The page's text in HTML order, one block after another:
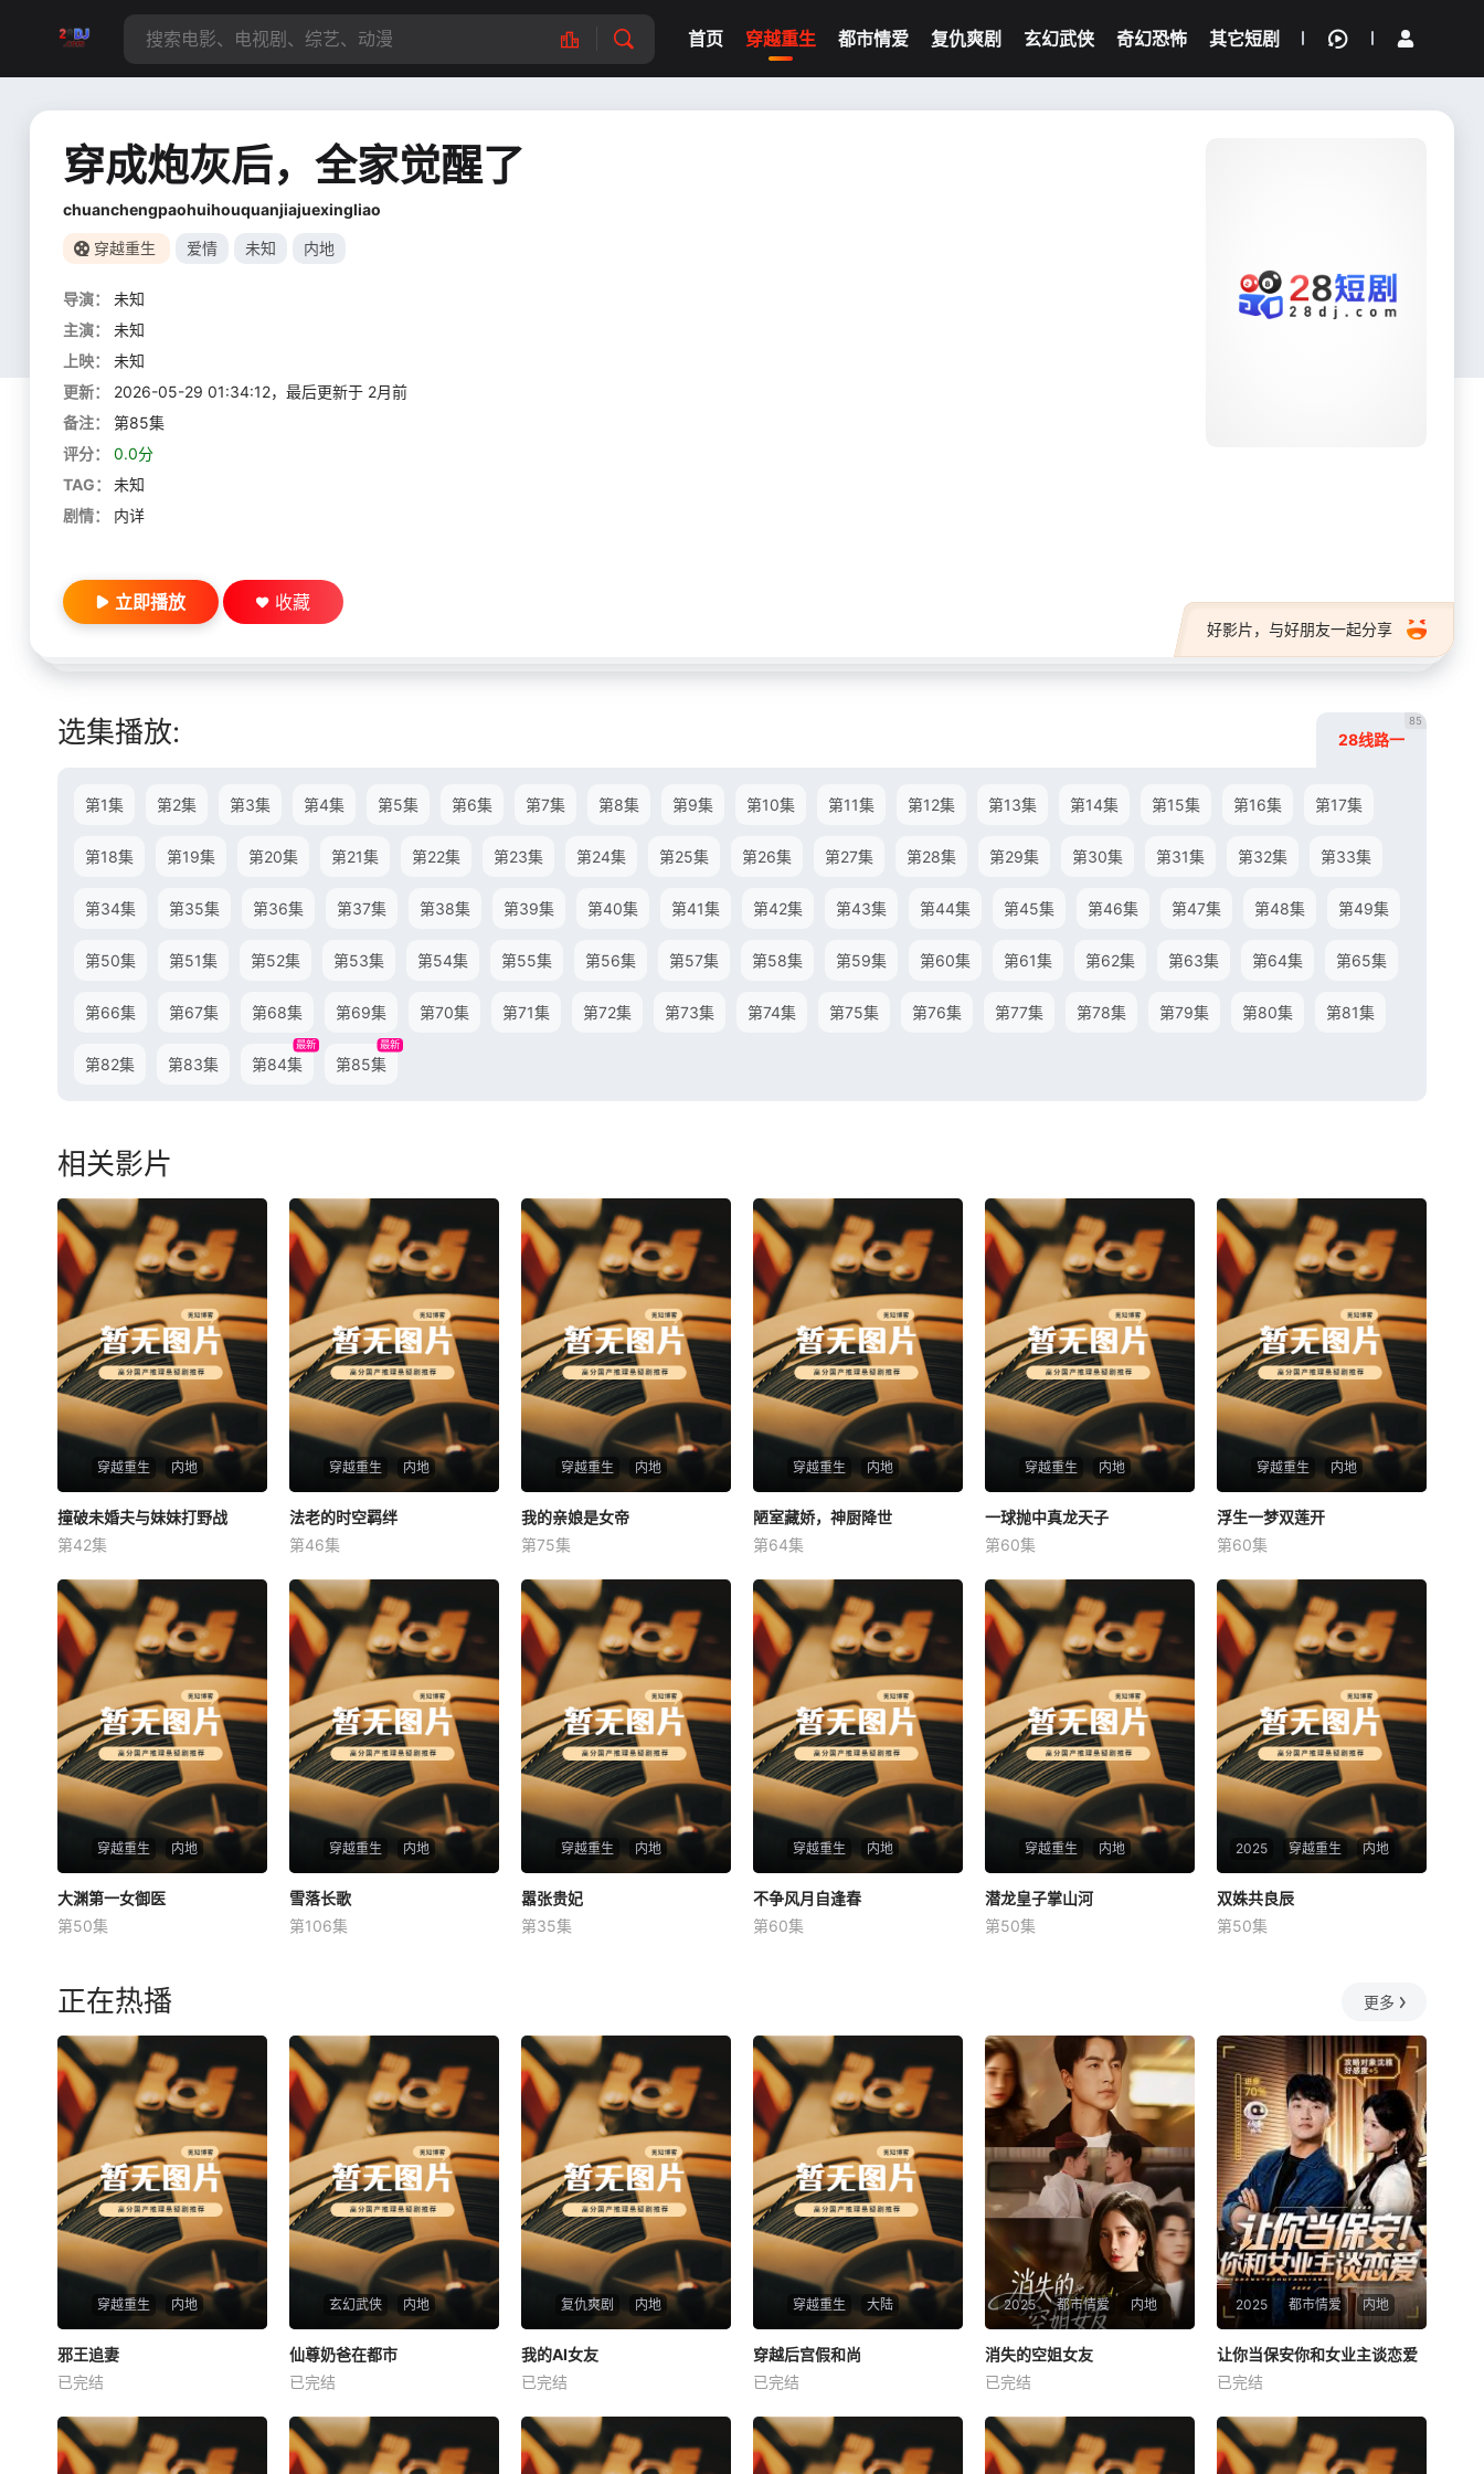
首页 穿越重生 都市情爱 复仇爽剧 玄幻武侠 奇幻恐怖 其它短剧
我的观影记录
穿成炮灰后，全家觉醒了
chuanchengpaohuihouquanjiajuexingliao
穿越重生 爱情 未知 内地
导演：
未知
主演：
未知
上映：
未知
更新：
2026-05-29 01:34:12，最后更新于 2月前
备注：
第85集
评分：
0.0分
TAG：
未知
剧情：
内详
好影片，与好朋友一起分享
立即播放 收藏
选集播放: 28线路一
85
第1集 第2集 第3集 第4集 第5集 第6集 第7集 第8集 第9集 第10集 第11集 第12集 第13集 第14集 第15集 第16集 第17集
第18集 第19集 第20集 第21集 第22集 第23集 第24集 第25集 第26集 第27集 第28集 第29集 第30集 第31集 第32集 第33集
第34集 第35集 第36集 第37集 第38集 第39集 第40集 第41集 第42集 第43集 第44集 第45集 第46集 第47集 第48集 第49集
第50集 第51集 第52集 第53集 第54集 第55集 第56集 第57集 第58集 第59集 第60集 第61集 第62集 第63集 第64集 第65集
第66集 第67集 第68集 第69集 第70集 第71集 第72集 第73集 第74集 第75集 第76集 第77集 第78集 第79集 第80集 第81集
第82集 第83集 第84集
最新
第85集
最新
相关影片
穿越重生 内地
未知
撞破未婚夫与妹妹打野战
第42集
穿越重生 内地
法老的时空羁绊
未知
法老的时空羁绊
第46集
穿越重生 内地
我的亲娘是女帝
未知
我的亲娘是女帝
第75集
穿越重生 内地
陋室藏娇，神厨降世
未知
陋室藏娇，神厨降世
第64集
穿越重生 内地
一球抛中真龙天子
未知
一球抛中真龙天子
第60集
穿越重生 内地
浮生一梦双莲开
未知
浮生一梦双莲开
第60集
穿越重生 内地
大渊第一女御医
未知
大渊第一女御医
第50集
穿越重生 内地
雪落长歌
未知
雪落长歌
第106集
穿越重生 内地
嚣张贵妃
未知
嚣张贵妃
第35集
穿越重生 内地
不争风月自逢春
未知
不争风月自逢春
第60集
穿越重生 内地
潜龙皇子掌山河
未知
潜龙皇子掌山河
第50集
2025 穿越重生 内地
双姝共良辰
未知
双姝共良辰
第50集
正在热播 更多
穿越重生 内地
邪王追妻
未知
邪王追妻
已完结
玄幻武侠 内地
仙尊奶爸在都市
未知
仙尊奶爸在都市
已完结
复仇爽剧 内地
我的AI女友
未知
我的AI女友
已完结
穿越重生 大陆
穿越后宫假和尚
未知
穿越后宫假和尚
已完结
2025 都市情爱 内地
消失的空姐女友
未知
消失的空姐女友
已完结
2025 都市情爱 内地
未知
让你当保安你和女业主谈恋爱
已完结